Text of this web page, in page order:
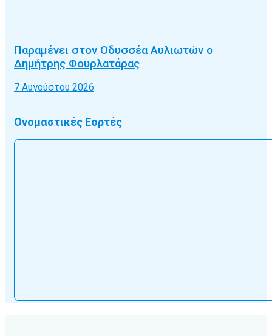
Παραμένει στον Οδυσσέα Αυλιωτών ο
Δημήτρης Φουρλατάρας
7 Αυγούστου 2026
Ονομαστικές Εορτές